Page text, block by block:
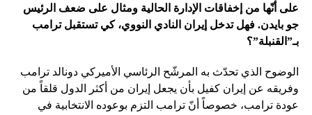
على أنّها من إخفاقات الإدارة الحالية ومثال على ضعف الرئيس
جو بايدن. فهل تدخل إيران النادي النووي، كي تستقبل ترامب
بـ”القنبلة”؟
الوضوح الذي تحدّث به المرشّح الرئاسي الأميركي دونالد ترامب
وفريقه عن إيران كفيل بأن يجعل إيران من أكثر الدول قلقاً من
عودة ترامب، خصوصاً أنّ ترامب التزم بوعوده الانتخابية في